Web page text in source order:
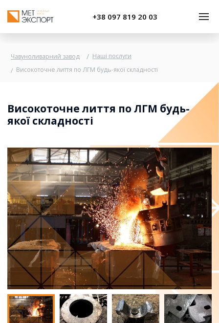
+38 097 819 20 03
Чавуноливарний завод
Наші послуги
Високоточне лиття по ЛГМ будь-якої складності
Високоточне лиття по ЛГМ будь-
якої складності